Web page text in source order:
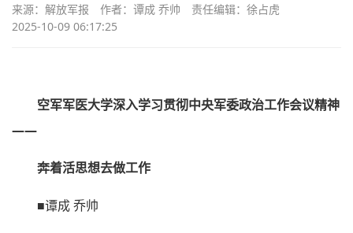
来源：解放军报 作者：谭成 乔帅
责任编辑：徐占虎
2025-10-09 06:17:25
空军军医大学深入学习贯彻中央军委政治工作会议精神
——
奔着活思想去做工作
■谭成 乔帅